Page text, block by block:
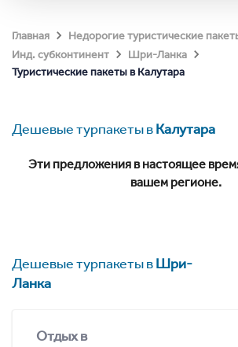
Главная
Недорогие туристические
Инд. субконтинент
Шри-Ланка
Туристические пакеты в Калутара
Дешевые турпакеты вКалутара
Эти предложения в настоящее
вашем регионе.
Дешевые турпакеты вШри-
Ланка
Отдых в